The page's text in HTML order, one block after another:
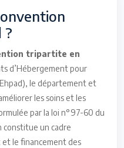
?
tripartite en
d’Hébergement pour
le département et
les soins et les
par la loi n°97-60 du
constitue un cadre
le financement des